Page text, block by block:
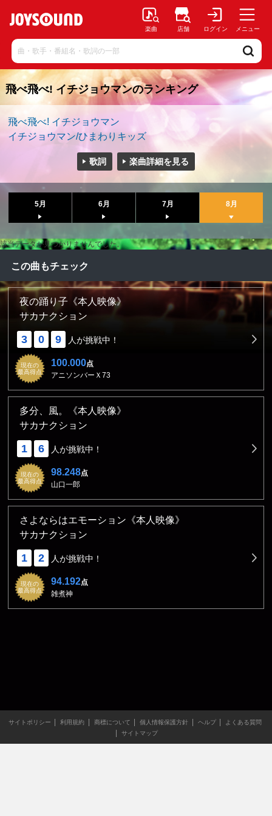
楽曲 店舗 ログイン メニュー
飛べ飛べ! イチジョウマンのランキング
飛べ飛べ! イチジョウマン
イチジョウマン/ひまわりキッズ
歌詞 楽曲詳細を見る
5月 6月 7月 8月
該当データが見つかりませんでした。
この曲もチェック
夜の踊り子《本人映像》
サカナクション
3 0 9 人が挑戦中！
現在の
最高得点
100.000点
アニソンバーＸ73
多分、風。《本人映像》
サカナクション
1 6 人が挑戦中！
現在の
最高得点
98.248点
山口一郎
さよならはエモーション《本人映像》
サカナクション
1 2 人が挑戦中！
現在の
最高得点
94.192点
雑煮神
サイトポリシー 利用規約 商標について 個人情報保護方針 ヘルプ
よくある質問
サイトマップ